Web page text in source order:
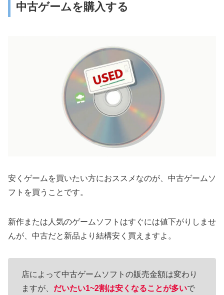
中古ゲームを購入する
安くゲームを買いたい方におススメなのが、中古ゲームソ
フトを買うことです。
新作または人気のゲームソフトはすぐには値下がりしませ
んが、中古だと新品より結構安く買えますよ。
店によって中古ゲームソフトの販売金額は変わり
ますが、 だいたい1~2割は安くなることが多いで